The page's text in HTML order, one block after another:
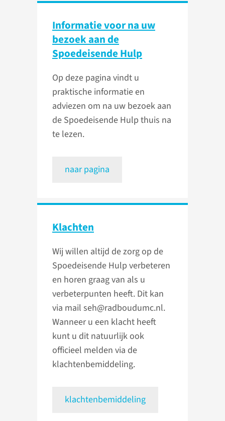
Informatie voor na uw
bezoek aan de
Spoedeisende Hulp
Op deze pagina vindt u
praktische informatie en
adviezen om na uw bezoek aan
de Spoedeisende Hulp thuis na
te lezen.
naar pagina
Klachten
Wij willen altijd de zorg op de
Spoedeisende Hulp verbeteren
en horen graag van als u
verbeterpunten heeft. Dit kan
via mail seh@radboudumc.nl.
Wanneer u een klacht heeft
kunt u dit natuurlijk ook
officieel melden via de
klachtenbemiddeling.
klachtenbemiddeling